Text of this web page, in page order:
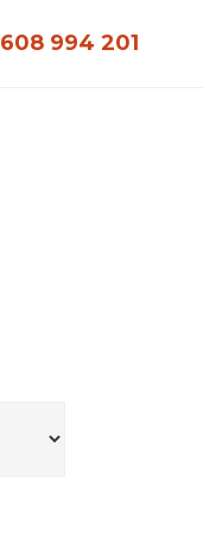
608 994 201